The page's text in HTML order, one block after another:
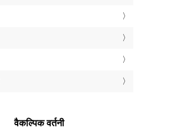
वैकल्पिक वर्तनी